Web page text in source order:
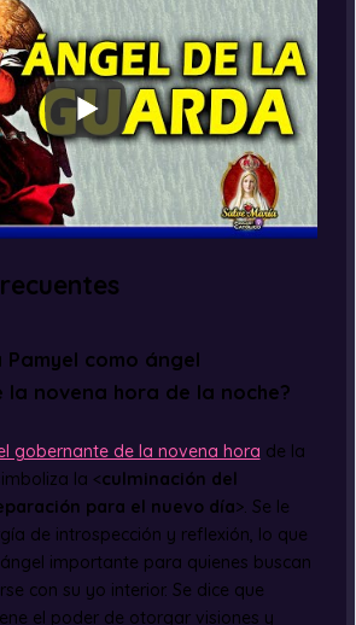
Pamyel como ángel
novena hora de la noche?
gobernante de la novena hora de la
la <culminación del
para el nuevo día>. Se le
de introspección y reflexión, lo que
importante para quienes buscan
con su yo interior. Se dice que
el poder de otorgar visiones y